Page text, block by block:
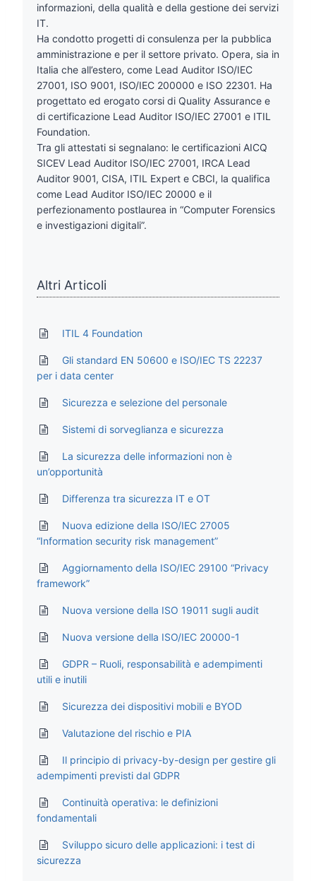
informazioni, della qualità e della gestione dei servizi
IT.
Ha condotto progetti di consulenza per la pubblica
amministrazione e per il settore privato. Opera, sia in
Italia che all’estero, come Lead Auditor ISO/IEC
27001, ISO 9001, ISO/IEC 200000 e ISO 22301. Ha
progettato ed erogato corsi di Quality Assurance e
di certificazione Lead Auditor ISO/IEC 27001 e ITIL
Foundation.
Tra gli attestati si segnalano: le certificazioni AICQ
SICEV Lead Auditor ISO/IEC 27001, IRCA Lead
Auditor 9001, CISA, ITIL Expert e CBCI, la qualifica
come Lead Auditor ISO/IEC 20000 e il
perfezionamento postlaurea in “Computer Forensics
e investigazioni digitali”.
Altri Articoli
ITIL 4 Foundation
Gli standard EN 50600 e ISO/IEC TS 22237
per i data center
Sicurezza e selezione del personale
Sistemi di sorveglianza e sicurezza
La sicurezza delle informazioni non è
un’opportunità
Differenza tra sicurezza IT e OT
Nuova edizione della ISO/IEC 27005
“Information security risk management”
Aggiornamento della ISO/IEC 29100 “Privacy
framework”
Nuova versione della ISO 19011 sugli audit
Nuova versione della ISO/IEC 20000-1
GDPR – Ruoli, responsabilità e adempimenti
utili e inutili
Sicurezza dei dispositivi mobili e BYOD
Valutazione del rischio e PIA
Il principio di privacy-by-design per gestire gli
adempimenti previsti dal GDPR
Continuità operativa: le definizioni
fondamentali
Sviluppo sicuro delle applicazioni: i test di
sicurezza